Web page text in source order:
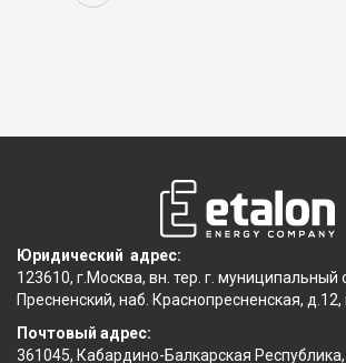
Федерации от 29 декабря 2011 г. № 1178".
Юридический адрес:
123610, г.Москва, вн. тер. г. муниципальный
Пресненский, наб. Краснопресненская,
Почтовый адрес:
361045, Кабардино-Балкарская Республика,